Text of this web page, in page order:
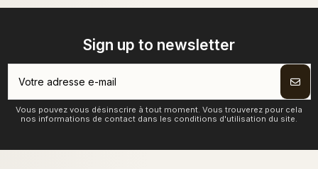
Sign up to newsletter
Vous pouvez vous désinscrire à tout moment. Vous trouverez pour cela
nos informations de contact dans les conditions d'utilisation du site.